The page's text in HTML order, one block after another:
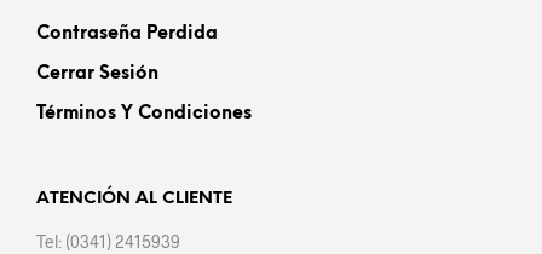
Contraseña Perdida
Cerrar Sesión
Términos Y Condiciones
ATENCIÓN AL CLIENTE
Tel: (0341) 2415939